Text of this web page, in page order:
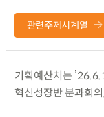
관련주제시계열
기획예산처는
혁신성장반 분과회의